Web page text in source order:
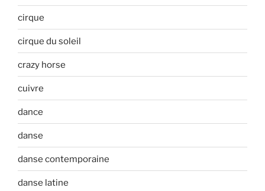
cirque
cirque du soleil
crazy horse
cuivre
dance
danse
danse contemporaine
danse latine